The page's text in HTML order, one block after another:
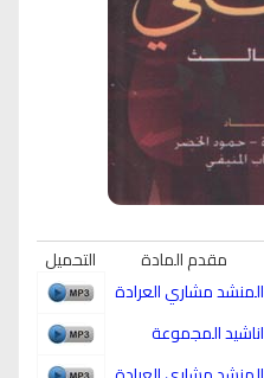
مقدم المادة
التحميل
المنشد مشاري العرادة
اناشيد المجموعة